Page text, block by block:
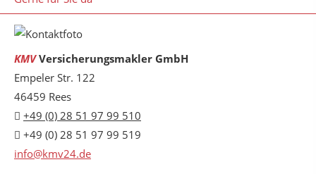
KMVVersicherungsmakler GmbH
Empeler Str. 122
46459 Rees
+49 (0) 28 51 97 99 510
+49 (0) 28 51 97 99 519
info@kmv24.de